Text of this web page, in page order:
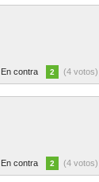
En contra 2 (4 votos)
En contra 2 (4 votos)